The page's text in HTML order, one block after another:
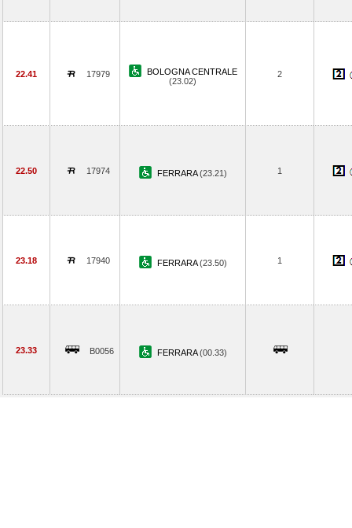
22.41 17979
BOLOGNA CENTRALE
(23.02)
2
22.50 17974 FERRARA(23.21) 1
23.18 17940 FERRARA(23.50) 1
23.33 B0056 FERRARA(00.33)